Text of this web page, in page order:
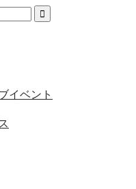
イベント